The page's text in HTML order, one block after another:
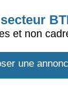
et non
une